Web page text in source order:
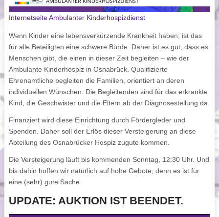
Internetseite Ambulanter Kinderhospizdienst
Wenn Kinder eine lebensverkürzende Krankheit haben, ist das
für alle Beteiligten eine schwere Bürde. Daher ist es gut, dass es
Menschen gibt, die einen in dieser Zeit begleiten – wie der
Ambulante Kinderhospiz in Osnabrück. Qualifizierte
Ehrenamtliche begleiten die Familien, orientiert an deren
individuellen Wünschen. Die Begleitenden sind für das erkrankte
Kind, die Geschwister und die Eltern ab der Diagnosestellung da.
Finanziert wird diese Einrichtung durch Fördergleder und
Spenden. Daher soll der Erlös dieser Versteigerung an diese
Abteilung des Osnabrücker Hospiz zugute kommen.
Die Versteigerung läuft bis kommenden Sonntag, 12:30 Uhr. Und
bis dahin hoffen wir natürlich auf hohe Gebote, denn es ist für
eine (sehr) gute Sache.
UPDATE: AUKTION IST BEENDET.